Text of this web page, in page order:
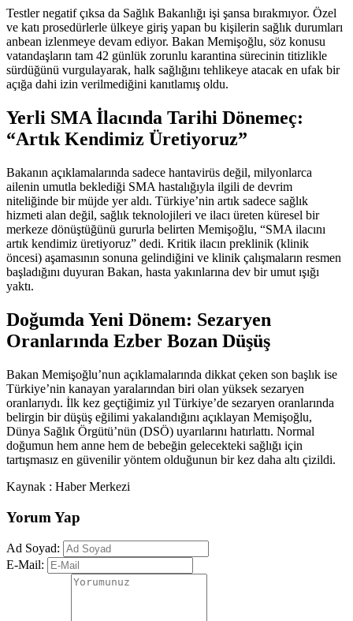
Testler negatif çıksa da Sağlık Bakanlığı işi şansa bırakmıyor. Özel
ve katı prosedürlerle ülkeye giriş yapan bu kişilerin sağlık durumları
anbean izlenmeye devam ediyor. Bakan Memişoğlu, söz konusu
vatandaşların tam 42 günlük zorunlu karantina sürecinin titizlikle
sürdüğünü vurgulayarak, halk sağlığını tehlikeye atacak en ufak bir
açığa dahi izin verilmediğini kanıtlamış oldu.
Yerli SMA İlacında Tarihi Dönemeç:
“Artık Kendimiz Üretiyoruz”
Bakanın açıklamalarında sadece hantavirüs değil, milyonlarca
ailenin umutla beklediği SMA hastalığıyla ilgili de devrim
niteliğinde bir müjde yer aldı. Türkiye’nin artık sadece sağlık
hizmeti alan değil, sağlık teknolojileri ve ilacı üreten küresel bir
merkeze dönüştüğünü gururla belirten Memişoğlu, “SMA ilacını
artık kendimiz üretiyoruz” dedi. Kritik ilacın preklinik (klinik
öncesi) aşamasının sonuna gelindiğini ve klinik çalışmaların resmen
başladığını duyuran Bakan, hasta yakınlarına dev bir umut ışığı
yaktı.
Doğumda Yeni Dönem: Sezaryen
Oranlarında Ezber Bozan Düşüş
Bakan Memişoğlu’nun açıklamalarında dikkat çeken son başlık ise
Türkiye’nin kanayan yaralarından biri olan yüksek sezaryen
oranlarıydı. İlk kez geçtiğimiz yıl Türkiye’de sezaryen oranlarında
belirgin bir düşüş eğilimi yakalandığını açıklayan Memişoğlu,
Dünya Sağlık Örgütü’nün (DSÖ) uyarılarını hatırlattı. Normal
doğumun hem anne hem de bebeğin gelecekteki sağlığı için
tartışmasız en güvenilir yöntem olduğunun bir kez daha altı çizildi.
Kaynak : Haber Merkezi
Yorum Yap
Ad Soyad:
E-Mail: